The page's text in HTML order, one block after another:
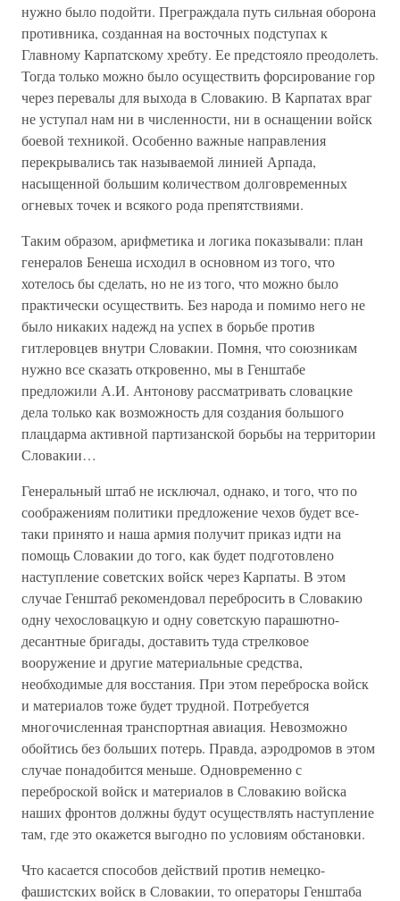
нужно было подойти. Преграждала путь сильная оборона
противника, созданная на восточных подступах к
Главному Карпатскому хребту. Ее предстояло преодолеть.
Тогда только можно было осуществить форсирование гор
через перевалы для выхода в Словакию. В Карпатах враг
не уступал нам ни в численности, ни в оснащении войск
боевой техникой. Особенно важные направления
перекрывались так называемой линией Арпада,
насыщенной большим количеством долговременных
огневых точек и всякого рода препятствиями.
Таким образом, арифметика и логика показывали: план
генералов Бенеша исходил в основном из того, что
хотелось бы сделать, но не из того, что можно было
практически осуществить. Без народа и помимо него не
было никаких надежд на успех в борьбе против
гитлеровцев внутри Словакии. Помня, что союзникам
нужно все сказать откровенно, мы в Генштабе
предложили А.И. Антонову рассматривать словацкие
дела только как возможность для создания большого
плацдарма активной партизанской борьбы на территории
Словакии…
Генеральный штаб не исключал, однако, и того, что по
соображениям политики предложение чехов будет все-
таки принято и наша армия получит приказ идти на
помощь Словакии до того, как будет подготовлено
наступление советских войск через Карпаты. В этом
случае Генштаб рекомендовал перебросить в Словакию
одну чехословацкую и одну советскую парашютно-
десантные бригады, доставить туда стрелковое
вооружение и другие материальные средства,
необходимые для восстания. При этом переброска войск
и материалов тоже будет трудной. Потребуется
многочисленная транспортная авиация. Невозможно
обойтись без больших потерь. Правда, аэродромов в этом
случае понадобится меньше. Одновременно с
переброской войск и материалов в Словакию войска
наших фронтов должны будут осуществлять наступление
там, где это окажется выгодно по условиям обстановки.
Что касается способов действий против немецко-
фашистских войск в Словакии, то операторы Генштаба